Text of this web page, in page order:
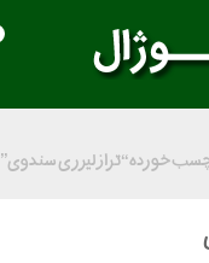
خورده “تراز لیزری سندوی”